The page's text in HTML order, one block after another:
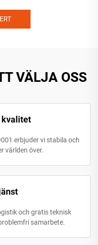
VÄLJA OSS
erbjuder vi stabila och
världen över.
och gratis teknisk
samarbete.